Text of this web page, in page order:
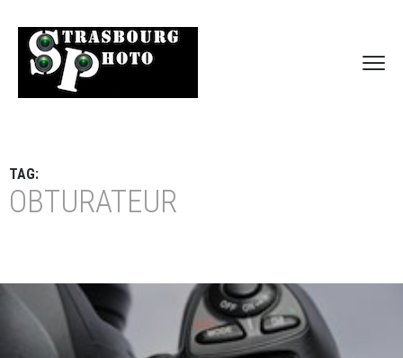
TAG:
OBTURATEUR